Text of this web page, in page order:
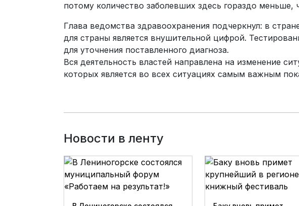
потому количество заболевших здесь гораздо меньше,
Глава ведомства здравоохранения подчеркнул: в
для страны является внушительной цифрой.
для уточнения поставленного диагноза.
Вся деятельность властей направлена на изменение
которых является во всех ситуациях самым важным
Новости в ленту